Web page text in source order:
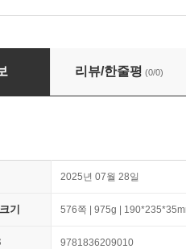
2 for Robotics
리뷰/한줄평 (0/0)
2025년 07월 28일
기 576쪽 | 975g |
9781836209010